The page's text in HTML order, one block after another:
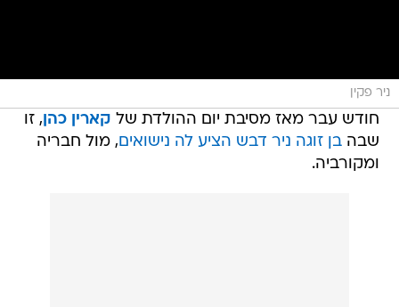
ניר פקין
חודש עבר מאז מסיבת יום ההולדת של קארין כהן, זו
שבהבן זוגה ניר דבש הציע לה נישואים, מול חבריה
ומקורביה.